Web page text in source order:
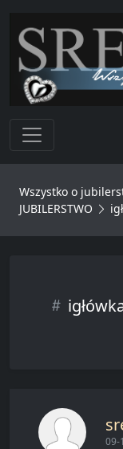
Toggle
Wszystko o
JUBILERSTWO
09-